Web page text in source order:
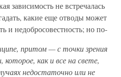
зависимость не встречалась
какие еще отводы может
и недобросовестность; но по-
притом — с точки зрения
которое, как и все на свете,
недостаточно или не